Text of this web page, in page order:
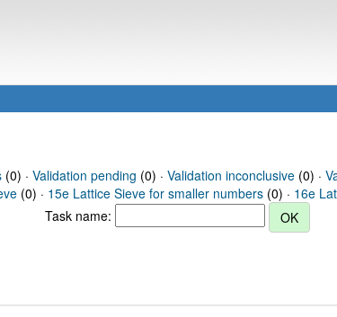
(0) · Validation pending (0) · Validation inconclusive(0) ·
(0) · 15e Lattice Sieve for smaller numbers (0) · 16e
Task name: